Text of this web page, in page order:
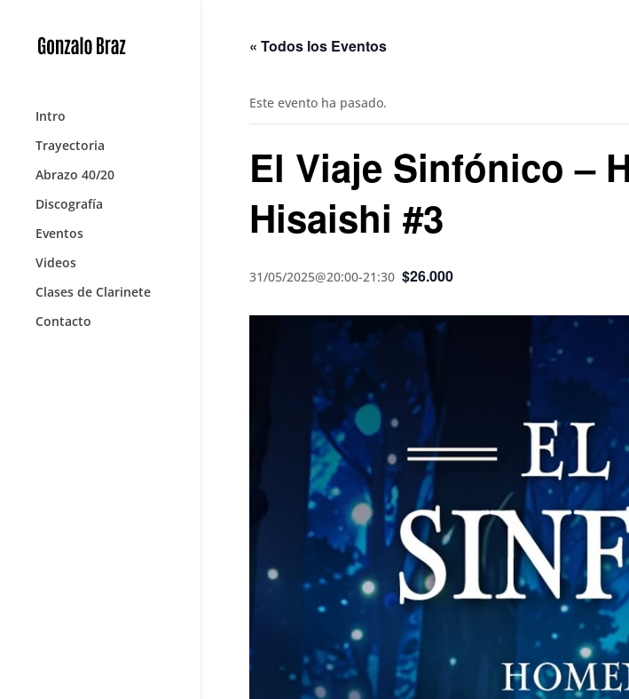
Intro
Trayectoria
Abrazo 40/20
Discografía
Eventos
Videos
Clases de Clarinete
Contacto
« Todos los Eventos
Este evento ha pasado.
El Viaje Sinfónico –
Hisaishi #3
31/05/2025@20:00-21:30 $26.000